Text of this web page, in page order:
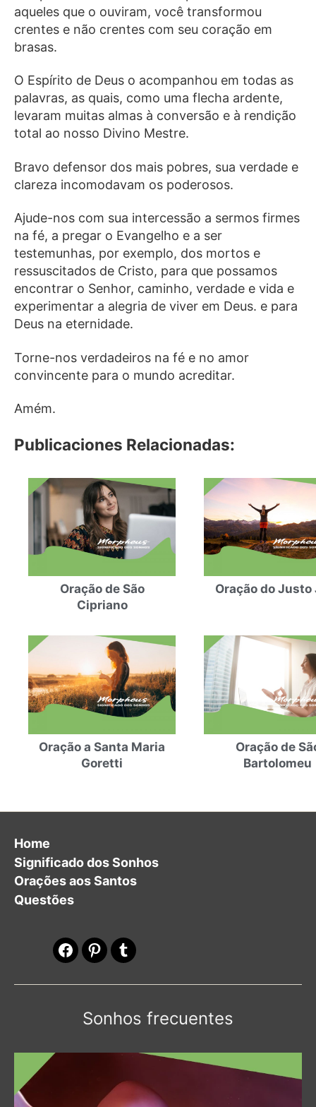
aqueles que o ouviram, você transformou
crentes e não crentes com seu coração em
brasas.
O Espírito de Deus o acompanhou em todas as
palavras, as quais, como uma flecha ardente,
levaram muitas almas à conversão e à rendição
total ao nosso Divino Mestre.
Bravo defensor dos mais pobres, sua verdade e
clareza incomodavam os poderosos.
Ajude-nos com sua intercessão a sermos firmes
na fé, a pregar o Evangelho e a ser
testemunhas, por exemplo, dos mortos e
ressuscitados de Cristo, para que possamos
encontrar o Senhor, caminho, verdade e vida e
experimentar a alegria de viver em Deus. e para
Deus na eternidade.
Torne-nos verdadeiros na fé e no amor
convincente para o mundo acreditar.
Amém.
Publicaciones Relacionadas:
Oração de São
Cipriano
Oração do Justo
Oração a Santa Maria
Goretti
Oração de
Bartolomeu
Home
Significado dos Sonhos
Orações aos Santos
Questões
Facebook
PinterestTumblr
Sonhos frecuentes